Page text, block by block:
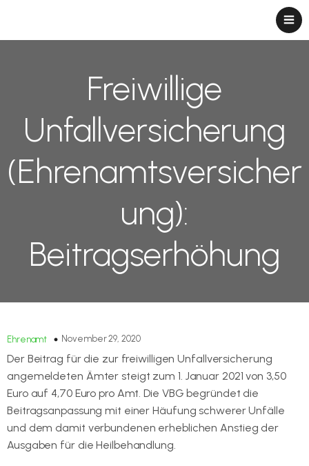
Freiwillige
Unfallversicherung
(Ehrenamtsversicher
ung):
Beitragserhöhung
Ehrenamt November 29, 2020
Der Beitrag für die zur freiwilligen Unfallversicherung
angemeldeten Ämter steigt zum 1. Januar 2021 von 3,50
Euro auf 4,70 Euro pro Amt. Die VBG begründet die
Beitragsanpassung mit einer Häufung schwerer Unfälle
und dem damit verbundenen erheblichen Anstieg der
Ausgaben für die Heilbehandlung.